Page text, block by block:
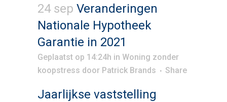
24 sep Veranderingen
Nationale Hypotheek
Garantie in 2021
Geplaatst op 14:24h in Woning zonder
koopstress door Patrick Brands Share
Jaarlijkse vaststelling